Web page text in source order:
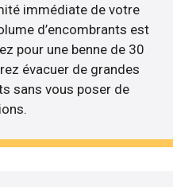
immédiate de votre
d’encombrants est
pour une benne de 30
évacuer de grandes
sans vous poser de